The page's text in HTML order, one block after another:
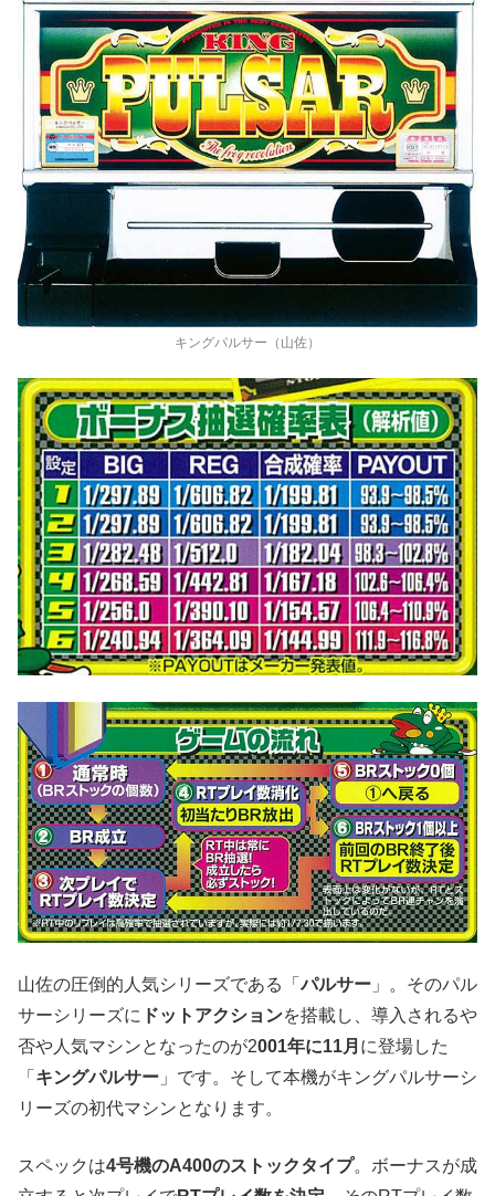
キングパルサー（山佐）
山佐の圧倒的人気シリーズである「パルサー 」。そのパル
サーシリーズに ドットアクションを搭載し、導入されるや
否や人気マシンとなったのが2001年に11月 に登場した
「 キングパルサー 」です。そして本機がキングパルサーシ
リーズの初代マシンとなります。
スペックは4号機のA400のストックタイプ。ボーナスが成